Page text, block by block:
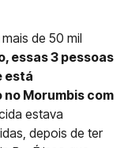
de 50 mil
essas 3 pessoas
está
Morumbis com
estava
depois de ter